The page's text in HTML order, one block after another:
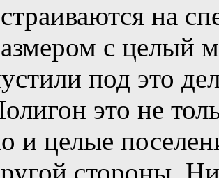
на
с целый
под это
это не
и целые